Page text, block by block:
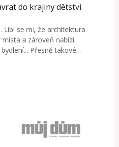
do krajiny dětství
Líbí se mi, že architektura
a zároveň nabízí
Přesně takové…